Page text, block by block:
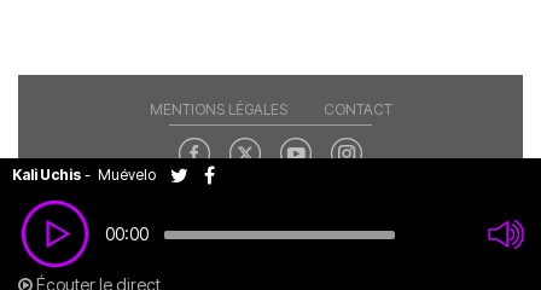
00:00
Kali Uchis - Muévelo
Écouter le direct
MENTIONS LÉGALES CONTACT